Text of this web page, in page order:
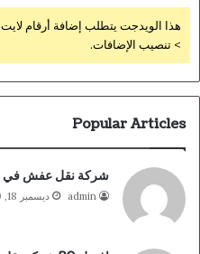
هذا الويدجت يتطلب إضافة أرقام
> تنصيب الإضافات.
Popular Articles
شركة نقل عفش في
admin ديسمبر 18, 2019